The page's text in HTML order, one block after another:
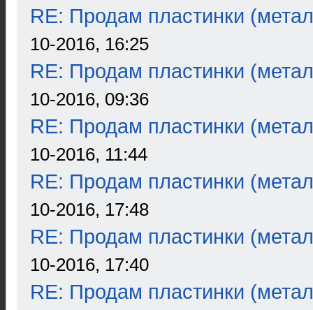
RE: Продам пластинки
10-2016, 16:25
RE: Продам пластинки
10-2016, 09:36
RE: Продам пластинки
10-2016, 11:44
RE: Продам пластинки
10-2016, 17:48
RE: Продам пластинки
10-2016, 17:40
RE: Продам пластинки